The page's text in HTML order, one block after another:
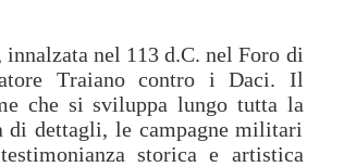
nel 113 d.C. nel Foro di
Traiano contro i Daci. Il
che si sviluppa lungo tutta la
di dettagli, le campagne militari
storica e artistica